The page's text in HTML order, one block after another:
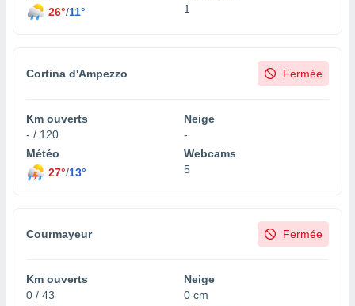
26°/11°
1
Cortina d'Ampezzo Fermée
Km ouverts
- / 120
Neige
-
Météo
27°/13°
Webcams
5
Courmayeur Fermée
Km ouverts
0 / 43
Neige
0 cm